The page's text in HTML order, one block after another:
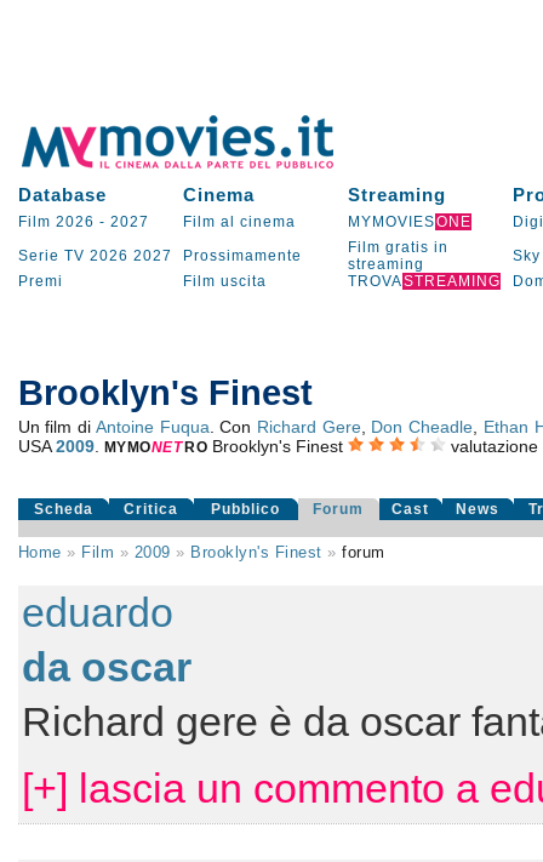
Database Cinema Streaming
Film 2026 - 2027 Film al cinema MYMOVIESONE
Serie TV 2026 2027 Prossimamente
Film gratis in
streaming
Sky
Premi
Film uscita TROVASTREAMING
Brooklyn's Finest
Un film di Antoine Fuqua . Con Richard Gere, Don Cheadle
Ethan
USA2009. MYMONET RO Brooklyn's Finest
Scheda Critica Pubblico Forum Cast News
Home » Film » 2009 » Brooklyn's Finest »forum
eduardo
da oscar
Richard gere è da oscar
[+] lascia un commento a